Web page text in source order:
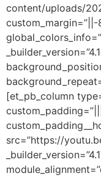
content/uploads/
[et_pb_column
src=”https://